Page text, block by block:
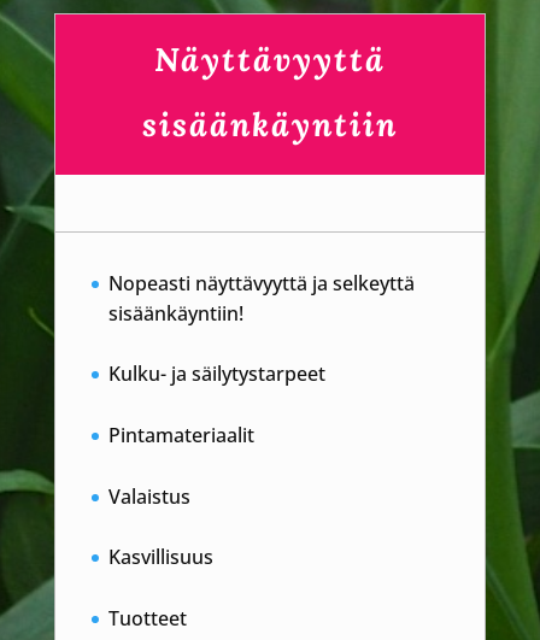
Näyttävyyttä
sisäänkäyntiin
Nopeasti näyttävyyttä ja selkeyttä
sisäänkäyntiin!
Kulku- ja säilytystarpeet
Pintamateriaalit
Valaistus
Kasvillisuus
Tuotteet